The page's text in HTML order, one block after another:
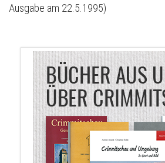
Ausgabe am 22.5.1995)